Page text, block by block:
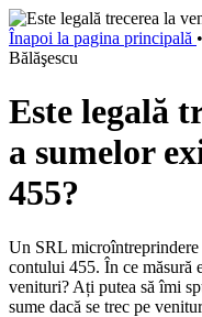
Înapoi la pagina principală •
Bălăşescu
Este legală
a sumelor
455?
Un SRL microîntreprindere
contului 455. În ce măsură
venituri? Ați putea să îmi
sume dacă se trec pe